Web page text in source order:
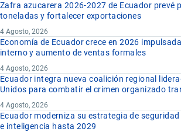
Zafra azucarera 2026-2027 de Ecuador prevé
toneladas y fortalecer exportaciones
4 Agosto, 2026
Economía de Ecuador crece en 2026
interno y aumento de ventas formales
4 Agosto, 2026
Ecuador integra nueva coalición regional
Unidos para combatir el crimen organizado
4 Agosto, 2026
Ecuador moderniza su estrategia de
e inteligencia hasta 2029